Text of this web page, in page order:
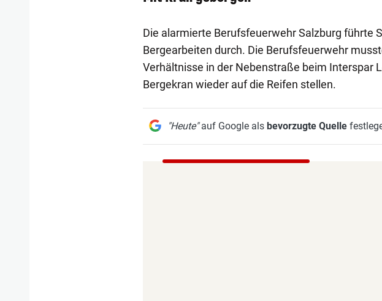
Die alarmierte Berufsfeuerwehr Salzburg führte
Bergearbeiten durch. Die Berufsfeuerwehr
Verhältnisse in der Nebenstraße beim Interspar
Bergekran wieder auf die Reifen stellen.
"Heute"auf Google als bevorzugte Quelle